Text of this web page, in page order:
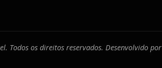
Todos os direitos reservados. Desenvolvido por